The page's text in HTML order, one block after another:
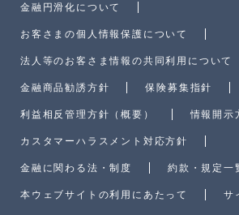
金融円滑化について
お客さまの個人情報保護について
法人等のお客さま情報の共同利用について
金融商品勧誘方針 保険募集指針
利益相反管理方針（概要） 情報開示
カスタマーハラスメント対応方針
金融に関わる法・制度 約款・規定一
本ウェブサイトの利用にあたって サ